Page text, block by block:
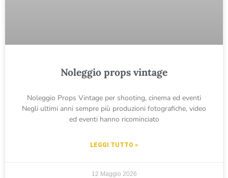
Noleggio props vintage
Noleggio Props Vintage per shooting, cinema ed eventi
Negli ultimi anni sempre più produzioni fotografiche, video
ed eventi hanno ricominciato
LEGGI TUTTO »
12 Maggio 2026